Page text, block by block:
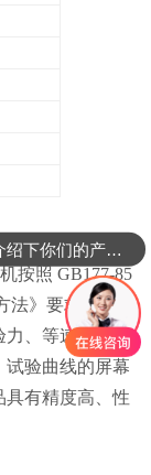
按照 GB177-85
法》要求自动完
力、等速应力、
试验曲线的屏幕
具有精度高、性
可以介绍下你们的产品么？